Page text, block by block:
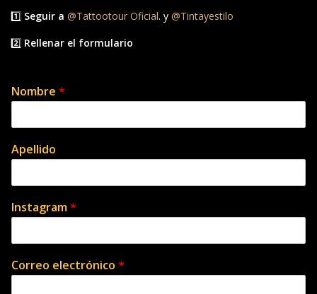
1️⃣ Seguir a @Tattootour Oficial. y @Tintayestilo
2️⃣ Rellenar el formulario
Nombre *
Apellido
Instagram*
Correo electrónico *